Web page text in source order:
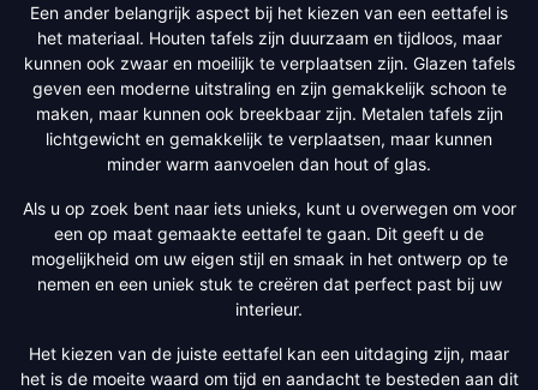
Een ander belangrijk aspect bij het kiezen van een eettafel is
het materiaal. Houten tafels zijn duurzaam en tijdloos, maar
kunnen ook zwaar en moeilijk te verplaatsen zijn. Glazen tafels
geven een moderne uitstraling en zijn gemakkelijk schoon te
maken, maar kunnen ook breekbaar zijn. Metalen tafels zijn
lichtgewicht en gemakkelijk te verplaatsen, maar kunnen
minder warm aanvoelen dan hout of glas.
Als u op zoek bent naar iets unieks, kunt u overwegen om voor
een op maat gemaakte eettafel te gaan. Dit geeft u de
mogelijkheid om uw eigen stijl en smaak in het ontwerp op te
nemen en een uniek stuk te creëren dat perfect past bij uw
interieur.
Het kiezen van de juiste eettafel kan een uitdaging zijn, maar
het is de moeite waard om tijd en aandacht te besteden aan dit